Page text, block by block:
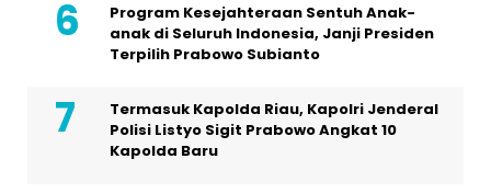
Program Kesejahteraan Sentuh Anak-
anak di Seluruh Indonesia, Janji Presiden
Terpilih Prabowo Subianto
Termasuk Kapolda Riau, Kapolri Jenderal
Polisi Listyo Sigit Prabowo Angkat 10
Kapolda Baru